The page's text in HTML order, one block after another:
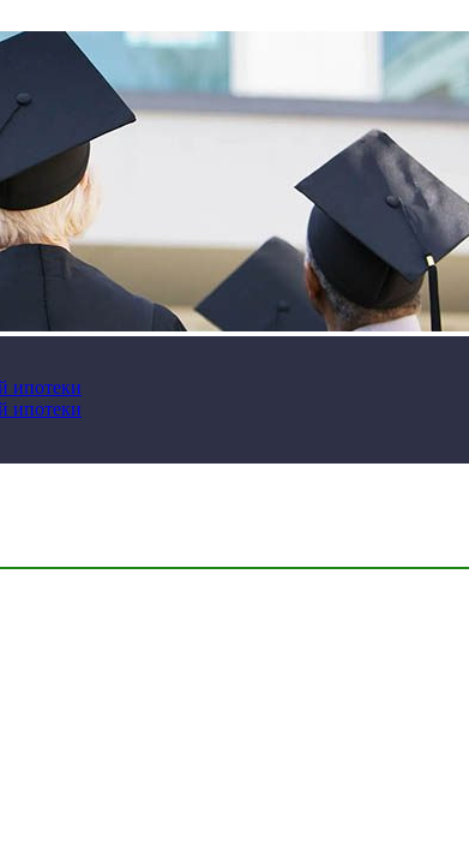
ипотеки
ипотеки